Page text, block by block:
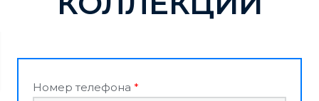
Номер телефона